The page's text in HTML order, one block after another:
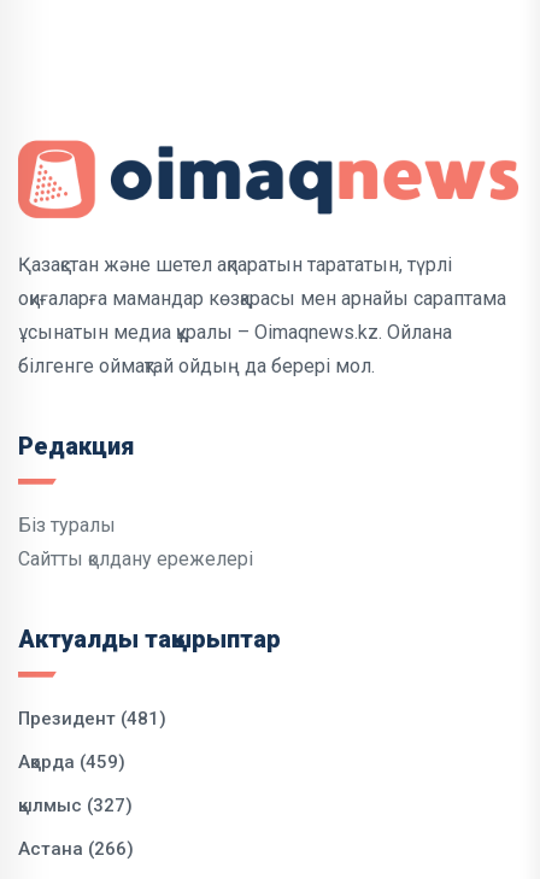
Қазақстан және шетел ақпаратын тарататын, түрлі
оқиғаларға мамандар көзқарасы мен арнайы сараптама
ұсынатын медиа құралы – Oimaqnews.kz. Ойлана
білгенге оймақтай ойдың да берері мол.
Редакция
Біз туралы
Сайтты қолдану ережелері
Актуалды тақырыптар
Президент (481)
Ақорда (459)
қылмыс (327)
Астана (266)